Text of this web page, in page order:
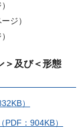
ジ）
＞及び＜形態
）
：904KB）